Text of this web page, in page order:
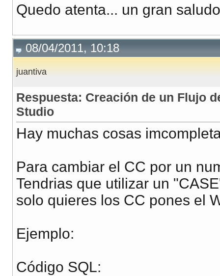
Quedo atenta... un gran
08/04/2011, 10:18
juantiva
Respuesta: Creación de un Flujo
Studio
Hay muchas cosas
Para cambiar el CC por un
Tendrias que utilizar un
solo quieres los CC pones el
Ejemplo:
Código SQL: